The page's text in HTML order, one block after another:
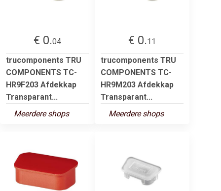
€ 0.04
trucomponents TRU
COMPONENTS TC-
HR9F203 Afdekkap
Transparant...
Meerdere shops
€ 0.11
trucomponents TRU
COMPONENTS TC-
HR9M203 Afdekkap
Transparant...
Meerdere shops